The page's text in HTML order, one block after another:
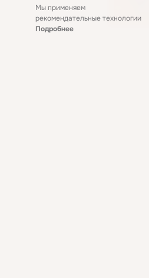
Мы применяем
рекомендательные технологии
Подробнее